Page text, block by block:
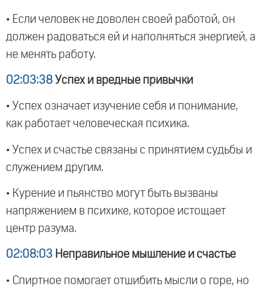
• Если человек не доволен своей работой, он
должен радоваться ей и наполняться энергией, а
не менять работу.
02:03:38 Успех и вредные привычки
• Успех означает изучение себя и понимание,
как работает человеческая психика.
• Успех и счастье связаны с принятием судьбы и
служением другим.
• Курение и пьянство могут быть вызваны
напряжением в психике, которое истощает
центр разума.
02:08:03 Неправильное мышление и счастье
• Спиртное помогает отшибить мысли о горе, но